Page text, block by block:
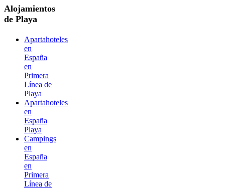
Alojamientos
de Playa
Apartahoteles
en
España
en
Primera
Línea de
Playa
Apartahoteles
en
España
Playa
Campings
en
España
en
Primera
Línea de